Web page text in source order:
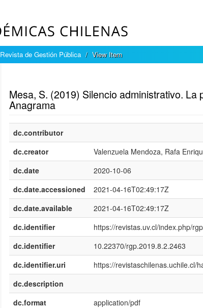
Revista de Gestión Pública View Item
Mesa, S. (2019) Silencio administrativo.
Anagrama
dc.contributor
dc.creator
Valenzuela Mendoza, Rafa
dc.date
2020-10-06
dc.date.accessioned
2021-04-16T02:49:17Z
dc.date.available
2021-04-16T02:49:17Z
dc.identifier
https://revistas.uv.cl/index.php/
dc.identifier
10.22370/rgp.2019.8.2.2463
dc.identifier.uri
https://revistaschilenas.uchile.cl/
dc.description
dc.format
application/pdf